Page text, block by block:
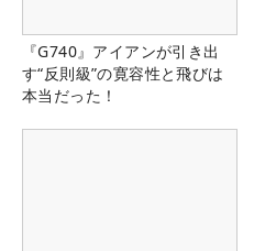
『G740』アイアンが引き出
す“反則級”の寛容性と飛びは
本当だった！